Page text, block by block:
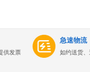
供发票
急速物流
如约送货